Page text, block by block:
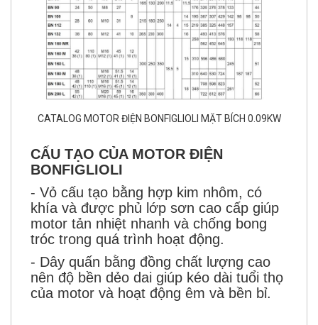
CATALOG MOTOR ĐIỆN BONFIGLIOLI MẶT BÍCH 0.09KW
CẤU TẠO CỦA MOTOR ĐIỆN
BONFIGLIOLI
- Vỏ cấu tạo bằng hợp kim nhôm, có
khía và được phủ lớp sơn cao cấp giúp
motor tản nhiệt nhanh và chống bong
tróc trong quá trình hoạt động.
- Dây quấn bằng đồng chất lượng cao
nên độ bền dẻo dai giúp kéo dài tuổi thọ
của motor và hoạt động êm và bền bỉ.